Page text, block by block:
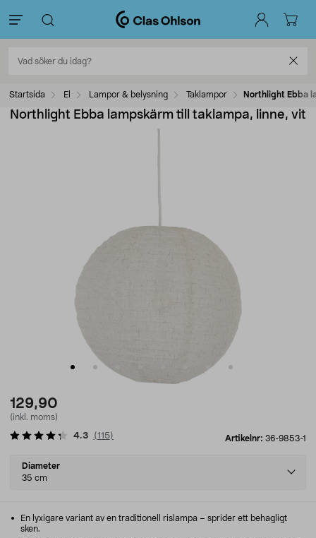
Startsida El Lampor & belysning Taklampor Northlight Ebba
Northlight Ebba lampskärm till taklampa, linne, vit
129,90
(inkl. moms)
Artikelnr: 36-9853-1
4.3 (115)
Select
variant
Diameter
35 cm
En lyxigare variant av en traditionell rislampa – sprider ett behagligt
sken.